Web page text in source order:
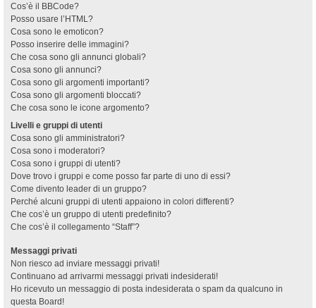
Cos’è il BBCode?
Posso usare l’HTML?
Cosa sono le emoticon?
Posso inserire delle immagini?
Che cosa sono gli annunci globali?
Cosa sono gli annunci?
Cosa sono gli argomenti importanti?
Cosa sono gli argomenti bloccati?
Che cosa sono le icone argomento?
Livelli e gruppi di utenti
Cosa sono gli amministratori?
Cosa sono i moderatori?
Cosa sono i gruppi di utenti?
Dove trovo i gruppi e come posso far parte di uno di essi?
Come divento leader di un gruppo?
Perché alcuni gruppi di utenti appaiono in colori differenti?
Che cos’è un gruppo di utenti predefinito?
Che cos’è il collegamento “Staff”?
Messaggi privati
Non riesco ad inviare messaggi privati!
Continuano ad arrivarmi messaggi privati indesiderati!
Ho ricevuto un messaggio di posta indesiderata o spam da qualcuno in
questa Board!